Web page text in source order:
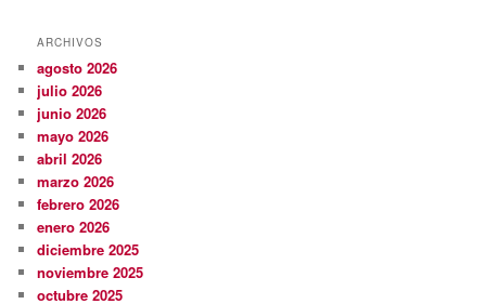
ARCHIVOS
agosto 2026
julio 2026
junio 2026
mayo 2026
abril 2026
marzo 2026
febrero 2026
enero 2026
diciembre 2025
noviembre 2025
octubre 2025